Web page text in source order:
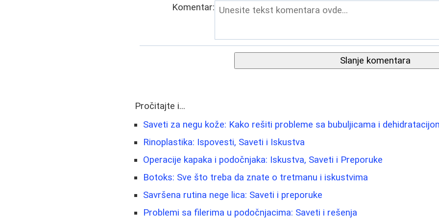
Komentar:
Slanje komentara
Pročitajte i...
Saveti za negu kože: Kako rešiti probleme sa bubuljicama i
Rinoplastika: Ispovesti, Saveti i Iskustva
Operacije kapaka i podočnjaka: Iskustva, Saveti i Preporuke
Botoks: Sve što treba da znate o tretmanu i iskustvima
Savršena rutina nege lica: Saveti i preporuke
Problemi sa filerima u podočnjacima: Saveti i rešenja